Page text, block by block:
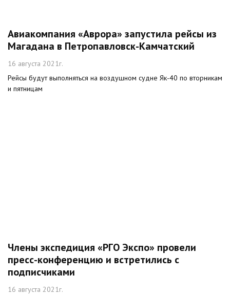
Авиакомпания «Аврора» запустила рейсы из
Магадана в Петропавловск-Камчатский
16 августа 2021г.
Рейсы будут выполняться на воздушном судне Як-40 по вторникам
и пятницам
Члены экспедиция «РГО Экспо» провели
пресс-конференцию и встретились с
подписчиками
16 августа 2021г.